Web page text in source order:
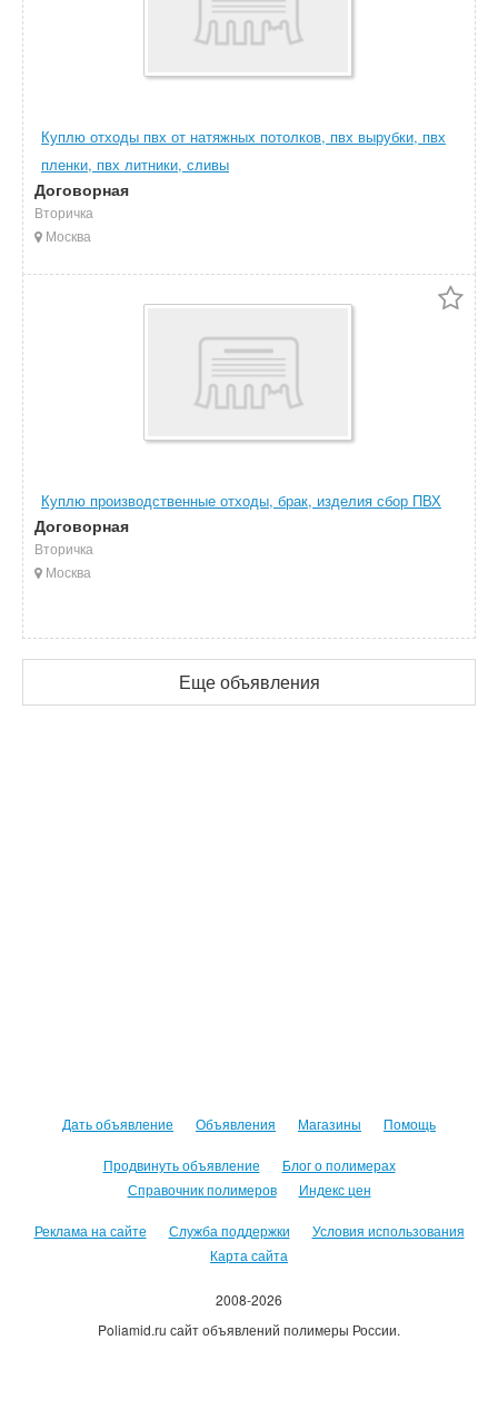
Куплю отходы пвх от натяжных потолков, пвх вырубки, пвх
пленки, пвх литники, сливы
Договорная
Вторичка
Москва
Куплю производственные отходы, брак, изделия сбор ПВХ
Договорная
Вторичка
Москва
Еще объявления
Дать объявление Объявления Магазины Помощь
Продвинуть объявление
Блог о полимерах
Справочник полимеров
Индекс цен
Реклама на сайте Служба поддержки
Условия использования
Карта сайта
2008-2026
Poliamid.ru сайт объявлений полимеры России.